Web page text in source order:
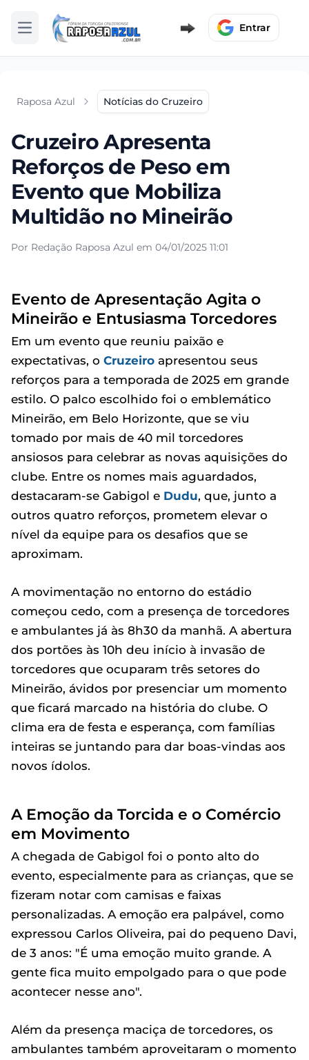
Abrir menu Entrar
Raposa Azul Notícias do Cruzeiro
Cruzeiro Apresenta
Reforços de Peso em
Evento que Mobiliza
Multidão no Mineirão
Por Redação Raposa Azul em 04/01/2025 11:01
Evento de Apresentação Agita o
Mineirão e Entusiasma Torcedores
Em um evento que reuniu paixão e
expectativas, o Cruzeiro apresentou seus
reforços para a temporada de 2025 em grande
estilo. O palco escolhido foi o emblemático
Mineirão, em Belo Horizonte, que se viu
tomado por mais de 40 mil torcedores
ansiosos para celebrar as novas aquisições do
clube. Entre os nomes mais aguardados,
destacaram-se Gabigol e Dudu, que, junto a
outros quatro reforços, prometem elevar o
nível da equipe para os desafios que se
aproximam.
A movimentação no entorno do estádio
começou cedo, com a presença de torcedores
e ambulantes já às 8h30 da manhã. A abertura
dos portões às 10h deu início à invasão de
torcedores que ocuparam três setores do
Mineirão, ávidos por presenciar um momento
que ficará marcado na história do clube. O
clima era de festa e esperança, com famílias
inteiras se juntando para dar boas-vindas aos
novos ídolos.
A Emoção da Torcida e o Comércio
em Movimento
A chegada de Gabigol foi o ponto alto do
evento, especialmente para as crianças, que se
fizeram notar com camisas e faixas
personalizadas. A emoção era palpável, como
expressou Carlos Oliveira, pai do pequeno Davi,
de 3 anos: "É uma emoção muito grande. A
gente fica muito empolgado para o que pode
acontecer nesse ano".
Além da presença maciça de torcedores, os
ambulantes também aproveitaram o momento